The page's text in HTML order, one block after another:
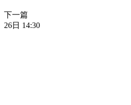
下一篇
26日 14:30